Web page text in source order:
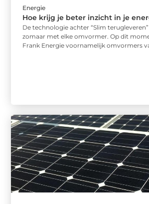
Energie
Hoe krijg je beter inzicht in je
De technologie achter “Slim
zomaar met elke omvormer. Op dit
Frank Energie voornamelijk omvormers